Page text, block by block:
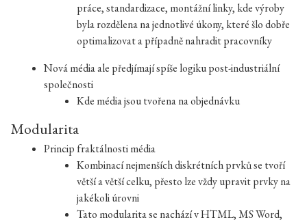
práce, standardizace, montážní linky, kde výroby
byla rozdělena na jednotlivé úkony, které šlo dobře
optimalizovat a případně nahradit pracovníky
Nová média ale předjímají spíše logiku post-industriální
společnosti
Kde média jsou tvořena na objednávku
Modularita
Princip fraktálnosti média
Kombinací nejmenších diskrétních prvků se tvoří
větší a větší celku, přesto lze vždy upravit prvky na
jakékoli úrovni
Tato modularita se nachází v HTML, MS Word,